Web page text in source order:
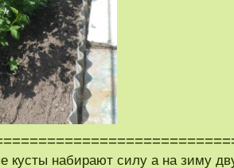
кусты набирают силу а на зиму